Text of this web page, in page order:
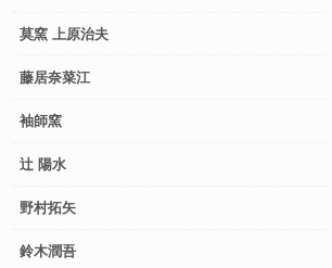
莫窯 上原治夫
藤居奈菜江
袖師窯
辻 陽水
野村拓矢
鈴木潤吾